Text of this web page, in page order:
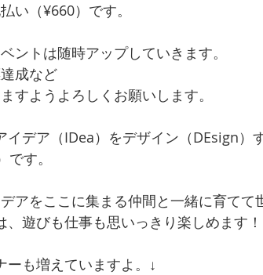
い（¥660）です。
ントは随時アップしていきます。
成など
すようよろしくお願いします。
イデア（IDea）をデザイン（DEsign）
す。
アをここに集まる仲間と一緒に育てて
、遊びも仕事も思いっきり楽しめます！
ーも増えていますよ。↓